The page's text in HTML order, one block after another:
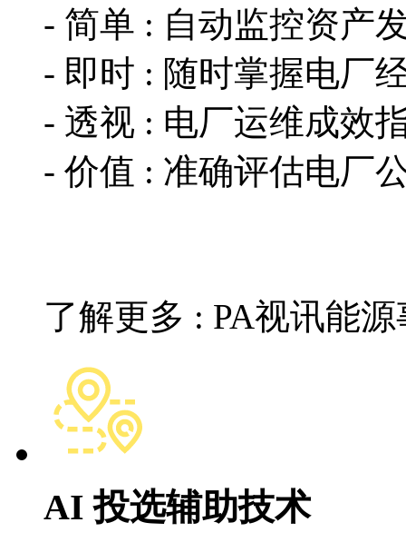
- 简单 : 自动监控资产
- 即时 : 随时掌握电厂
- 透视 : 电厂运维成效指
- 价值 : 准确评估电厂公
了解更多 : PA视讯能
AI 投选辅助技术